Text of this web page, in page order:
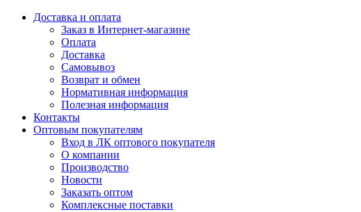
Доставка и оплата
Заказ в Интернет-магазине
Оплата
Доставка
Самовывоз
Возврат и обмен
Нормативная информация
Полезная информация
Контакты
Оптовым покупателям
Вход в ЛК оптового покупателя
О компании
Производство
Новости
Заказать оптом
Комплексные поставки